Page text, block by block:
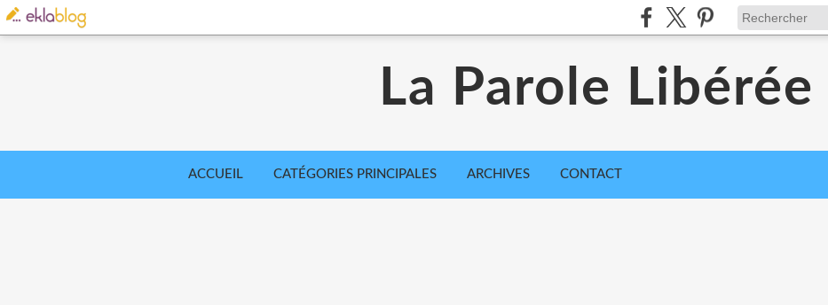
La Parole Libérée
ACCUEIL CATÉGORIES PRINCIPALES ARCHIVES CONTACT